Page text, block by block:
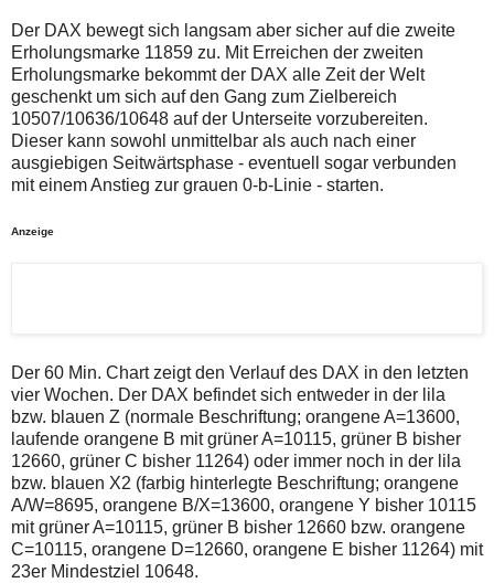
Verstösse
gegen
die
Netiquette
oder
ein
Missbrauch
der
Kommentarfunktion
sein.
Sie
Sie
es
zu
einem
späteren
Zeitpunkt
noch
einmal.
Sollte
das
Problem
weiterbestehen
sind
die
Post
auch
auf
der
Plattform
wallstreet-
online.de
verfügbar.
Der DAX bewegt sich langsam aber sicher auf die zweite
Erholungsmarke 11859 zu. Mit Erreichen der zweiten
Erholungsmarke bekommt der DAX alle Zeit der Welt
geschenkt um sich auf den Gang zum Zielbereich
10507/10636/10648 auf der Unterseite vorzubereiten.
Dieser kann sowohl unmittelbar als auch nach einer
ausgiebigen Seitwärtsphase - eventuell sogar verbunden
mit einem Anstieg zur grauen 0-b-Linie - starten.
Anzeige
Der 60 Min. Chart zeigt den Verlauf des DAX in den letzten
vier Wochen. Der DAX befindet sich entweder in der lila
bzw. blauen Z (normale Beschriftung; orangene A=13600,
laufende orangene B mit grüner A=10115, grüner B bisher
12660, grüner C bisher 11264) oder immer noch in der lila
bzw. blauen X2 (farbig hinterlegte Beschriftung; orangene
A/W=8695, orangene B/X=13600, orangene Y bisher 10115
mit grüner A=10115, grüner B bisher 12660 bzw. orangene
C=10115, orangene D=12660, orangene E bisher 11264) mit
23er Mindestziel 10648.